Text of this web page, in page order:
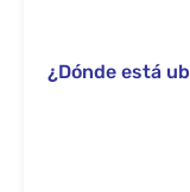
¿Dónde está